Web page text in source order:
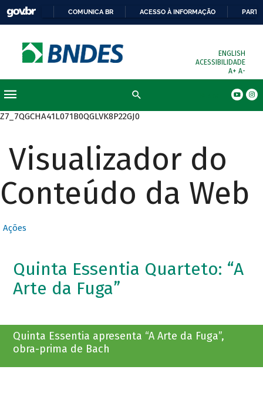
COMUNICA BR ACESSO À INFORMAÇÃO
ENGLISH
ACESSIBILIDADE
A+ A-
Z7_7QGCHA41L071B0QGLVK8P22GJ0
Visualizador do
Conteúdo da Web
Ações
Quinta Essentia Quarteto: “A
Arte da Fuga”
Quinta Essentia apresenta “A Arte da Fuga”,
obra-prima de Bach